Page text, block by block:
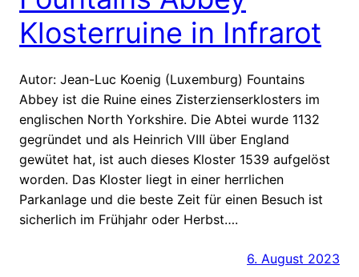
Klosterruine in Infrarot
Autor: Jean-Luc Koenig (Luxemburg) Fountains
Abbey ist die Ruine eines Zisterzienserklosters im
englischen North Yorkshire. Die Abtei wurde 1132
gegründet und als Heinrich VIII über England
gewütet hat, ist auch dieses Kloster 1539 aufgelöst
worden. Das Kloster liegt in einer herrlichen
Parkanlage und die beste Zeit für einen Besuch ist
sicherlich im Frühjahr oder Herbst….
6. August 2023